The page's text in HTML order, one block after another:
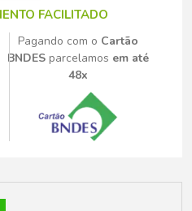
FACILITADO
Pagando com o Cartão
BNDESparcelamos em até
48x